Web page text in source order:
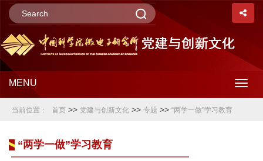
MENU
当前位置： 首页 >> 党建与创新文化 >> 专题 >> “两学一做”学习教育
“两学一做”学习教育